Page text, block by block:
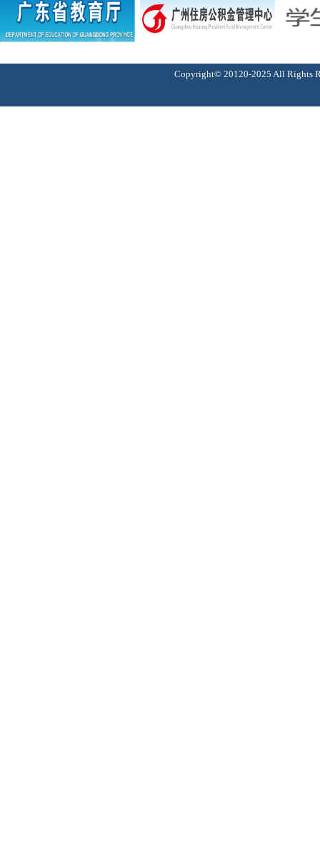
Copyright© 20120-2025 All Rights